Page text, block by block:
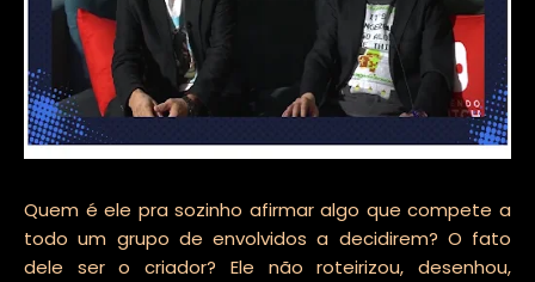
Quem é ele pra sozinho afirmar algo que compete a
todo um grupo de envolvidos a decidirem? O fato
dele ser o criador? Ele não roteirizou, desenhou,